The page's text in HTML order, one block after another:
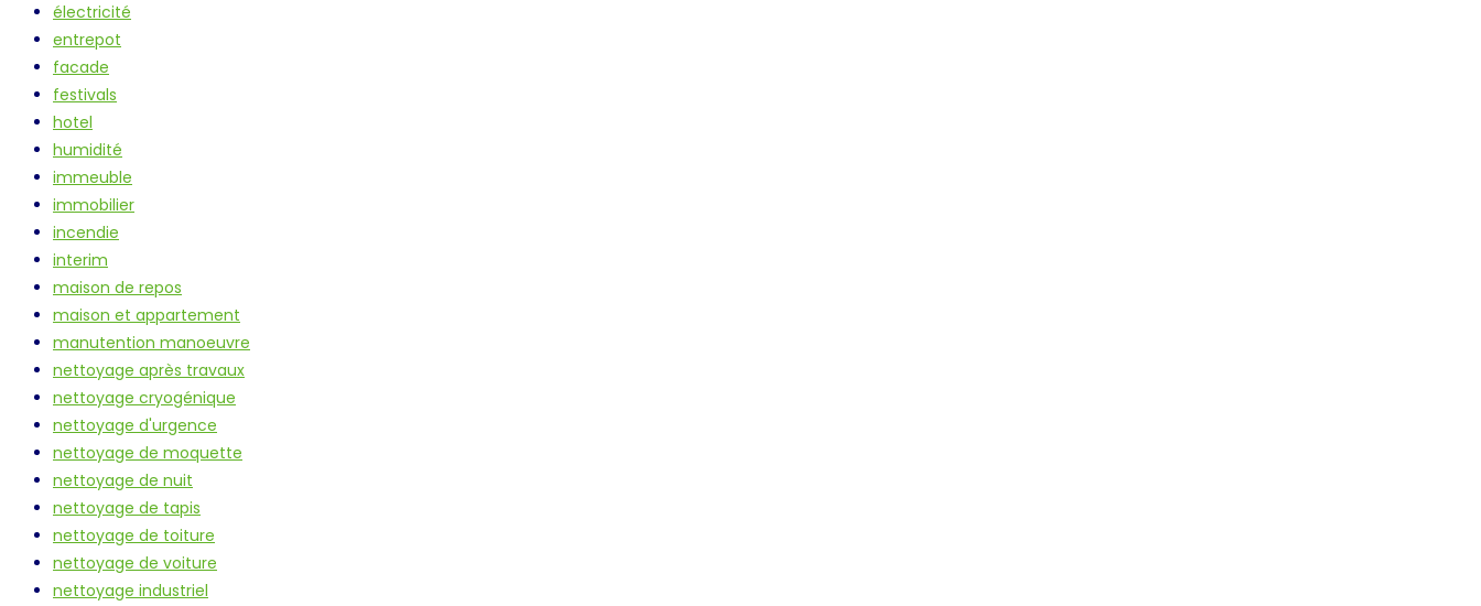
électricité
entrepot
facade
festivals
hotel
humidité
immeuble
immobilier
incendie
interim
maison de repos
maison et appartement
manutention manoeuvre
nettoyage après travaux
nettoyage cryogénique
nettoyage d'urgence
nettoyage de moquette
nettoyage de nuit
nettoyage de tapis
nettoyage de toiture
nettoyage de voiture
nettoyage industriel